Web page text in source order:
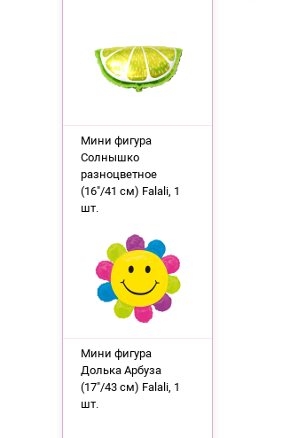
Мини фигура
Солнышко
разноцветное
(16"/41 см) Falali, 1
шт.
Мини фигура
Долька Арбуза
(17"/43 см) Falali, 1
шт.